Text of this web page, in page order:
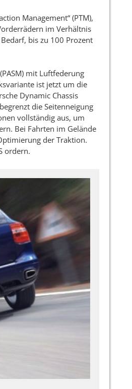
Management“ (PTM),
im Verhältnis
bis zu 100 Prozent
mit Luftfederung
ist jetzt um die
Dynamic Chassis
die Seitenneigung
vollständig aus, um
Bei Fahrten im Gelände
der Traktion.
ordern.